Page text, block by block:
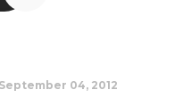
September 04, 2012